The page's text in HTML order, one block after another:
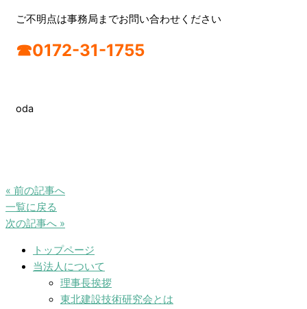
ご不明点は事務局までお問い合わせください
☎0172-31-1755
oda
« 前の記事へ
一覧に戻る
次の記事へ »
トップページ
当法人について
理事長挨拶
東北建設技術研究会とは